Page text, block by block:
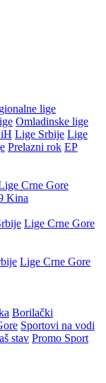
lige
Omladinske lige
Lige Srbije Lige
Prelazni rok EP
Crne Gore
Kina
Lige Crne Gore
Lige Crne Gore
Borilački
Sportovi na vodi
stav Promo Sport